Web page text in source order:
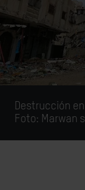
Destrucción
Foto: Marwan